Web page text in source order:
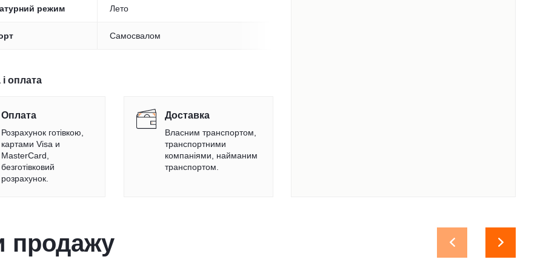
режим Лето
Самосвалом
оплата
Оплата
Розрахунок готівкою,
картами Visa и
MasterCard,
безготівковий
розрахунок.
Доставка
Власним транспортом,
транспортними
компаніями, найманим
транспортом.
продажу